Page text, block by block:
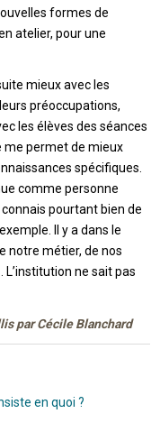
formes de
atelier, pour une
mieux avec les
préoccupations,
les élèves des séances
me permet de mieux
spécifiques.
comme personne
pourtant bien de
Il y a dans le
notre métier, de nos
ne sait pas
par Cécile Blanchard
en quoi ?